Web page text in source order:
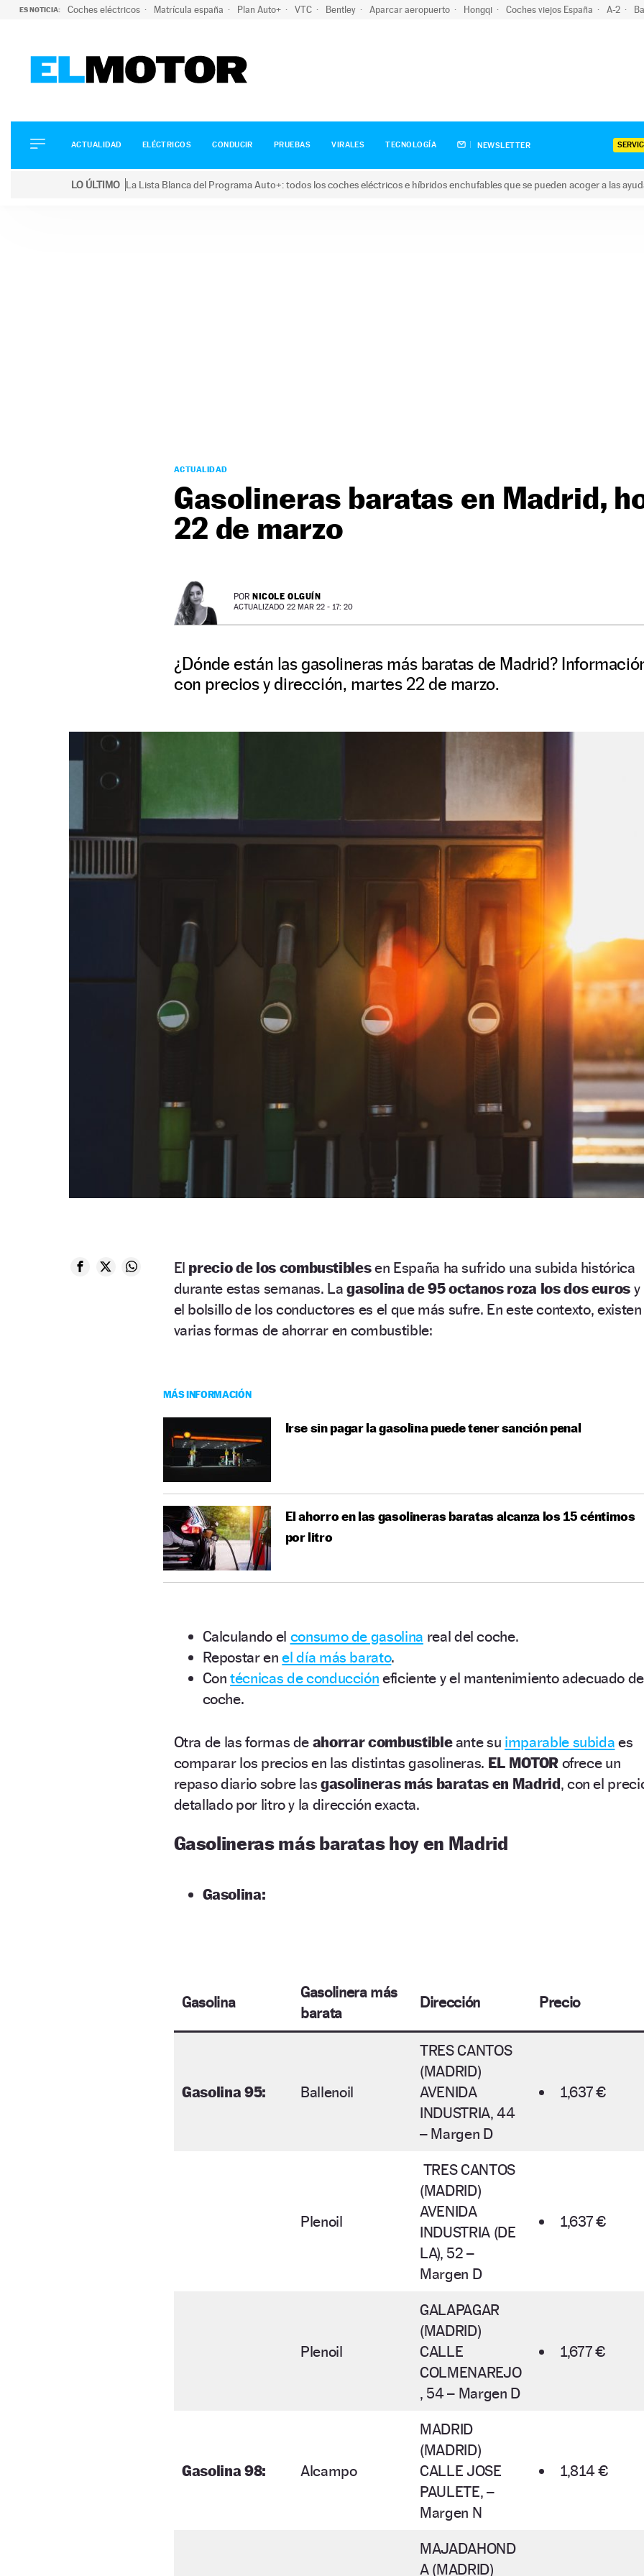
ES NOTICIA: Coches eléctricos Matrícula españa Plan Auto+ VTC Bentley Aparcar aeropuerto Hongqi Coches viejos España A-2
ELÉCTRICOS
CONDUCIR
ACTUALIDAD ELÉCTRICOS CONDUCIR PRUEBAS VIRALES TECNOLOGÍA NEWSLETTER
LO ÚLTIMO La Lista Blanca del Programa Auto+: todos los coches eléctricos e híbridos enchufables que se pueden acoger a las
ACTUALIDAD
Gasolineras baratas en Madrid,
22 de marzo
POR NICOLE OLGUÍN
ACTUALIZADO 22 MAR 22 - 17: 20
¿Dónde están las gasolineras más baratas de Madrid?
con precios y dirección, martes 22 de marzo.
El precio de los combustiblesen España ha sufrido una subida histórica
durante estas semanas. Lagasolina de 95 octanos roza los dos euros y
el bolsillo de los conductores es el que más sufre. En este contexto, existen
varias formas de ahorrar en combustible:
MÁS INFORMACIÓN
Irse sin pagar la gasolina puede tener sanción penal
El ahorro en las gasolineras baratas alcanza los 15 céntimos
por litro
Calculando el consumo de gasolina real del coche.
Repostar enel día más barato.
Contécnicas de conducción eficiente y el mantenimiento adecuado
coche.
Otra de las formas de ahorrar combustibleante su imparable subida es
comparar los precios en las distintas gasolineras. EL MOTOR ofrece un
repaso diario sobre lasgasolineras más baratas en Madrid, con el
detallado por litro y la dirección exacta.
Gasolineras más baratas hoy en Madrid
Gasolina:
Gasolina
Gasolinera más
barata
Dirección Precio
Gasolina 95: Ballenoil
TRES CANTOS
(MADRID)
AVENIDA
INDUSTRIA, 44
– Margen D
1,637 €
Plenoil
TRES CANTOS
(MADRID)
AVENIDA
INDUSTRIA (DE
LA), 52 –
Margen D
1,637 €
Plenoil
GALAPAGAR
(MADRID)
CALLE
COLMENAREJO
, 54 – Margen D
1,677 €
Gasolina 98: Alcampo
MADRID
(MADRID)
CALLE JOSE
PAULETE, –
Margen N
1,814 €
MAJADAHOND
A (MADRID)